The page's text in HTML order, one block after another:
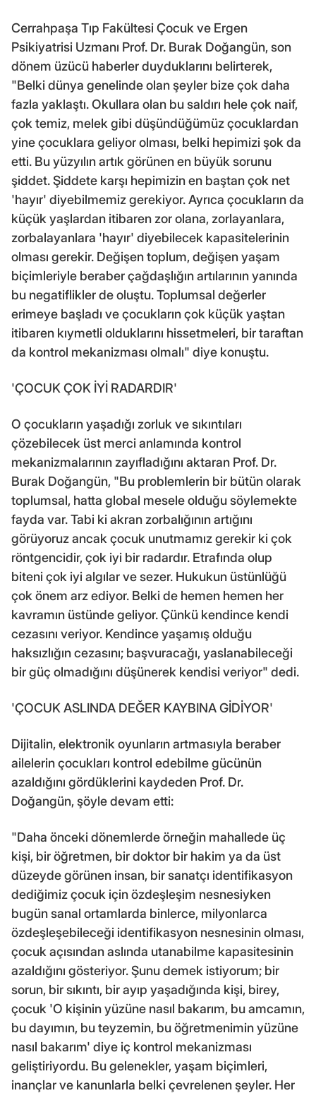
Cerrahpaşa Tıp Fakültesi Çocuk ve Ergen
Psikiyatrisi Uzmanı Prof. Dr. Burak Doğangün, son
dönem üzücü haberler duyduklarını belirterek,
"Belki dünya genelinde olan şeyler bize çok daha
fazla yaklaştı. Okullara olan bu saldırı hele çok naif,
çok temiz, melek gibi düşündüğümüz çocuklardan
yine çocuklara geliyor olması, belki hepimizi şok da
etti. Bu yüzyılın artık görünen en büyük sorunu
şiddet. Şiddete karşı hepimizin en baştan çok net
'hayır' diyebilmemiz gerekiyor. Ayrıca çocukların da
küçük yaşlardan itibaren zor olana, zorlayanlara,
zorbalayanlara 'hayır' diyebilecek kapasitelerinin
olması gerekir. Değişen toplum, değişen yaşam
biçimleriyle beraber çağdaşlığın artılarının yanında
bu negatiflikler de oluştu. Toplumsal değerler
erimeye başladı ve çocukların çok küçük yaştan
itibaren kıymetli olduklarını hissetmeleri, bir taraftan
da kontrol mekanizması olmalı" diye konuştu.
'ÇOCUK ÇOK İYİ RADARDIR'
O çocukların yaşadığı zorluk ve sıkıntıları
çözebilecek üst merci anlamında kontrol
mekanizmalarının zayıfladığını aktaran Prof. Dr.
Burak Doğangün, "Bu problemlerin bir bütün olarak
toplumsal, hatta global mesele olduğu söylemekte
fayda var. Tabi ki akran zorbalığının artığını
görüyoruz ancak çocuk unutmamız gerekir ki çok
röntgencidir, çok iyi bir radardır. Etrafında olup
biteni çok iyi algılar ve sezer. Hukukun üstünlüğü
çok önem arz ediyor. Belki de hemen hemen her
kavramın üstünde geliyor. Çünkü kendince kendi
cezasını veriyor. Kendince yaşamış olduğu
haksızlığın cezasını; başvuracağı, yaslanabileceği
bir güç olmadığını düşünerek kendisi veriyor" dedi.
'ÇOCUK ASLINDA DEĞER KAYBINA GİDİYOR'
Dijitalin, elektronik oyunların artmasıyla beraber
ailelerin çocukları kontrol edebilme gücünün
azaldığını gördüklerini kaydeden Prof. Dr.
Doğangün, şöyle devam etti:
"Daha önceki dönemlerde örneğin mahallede üç
kişi, bir öğretmen, bir doktor bir hakim ya da üst
düzeyde görünen insan, bir sanatçı identifikasyon
dediğimiz çocuk için özdeşleşim nesnesiyken
bugün sanal ortamlarda binlerce, milyonlarca
özdeşleşebileceği identifikasyon nesnesinin olması,
çocuk açısından aslında utanabilme kapasitesinin
azaldığını gösteriyor. Şunu demek istiyorum; bir
sorun, bir sıkıntı, bir ayıp yaşadığında kişi, birey,
çocuk 'O kişinin yüzüne nasıl bakarım, bu amcamın,
bu dayımın, bu teyzemin, bu öğretmenimin yüzüne
nasıl bakarım' diye iç kontrol mekanizması
geliştiriyordu. Bu gelenekler, yaşam biçimleri,
inançlar ve kanunlarla belki çevrelenen şeyler. Her